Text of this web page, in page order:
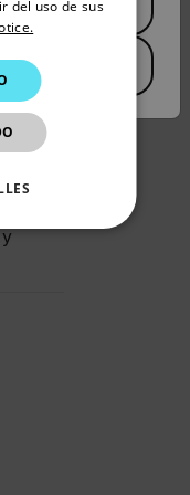
PORTUGUESE
KOREAN
JAPANESE
CHINESE
del uso de sus